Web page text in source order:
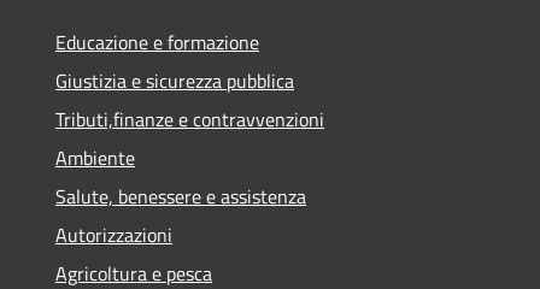
Educazione e formazione
Giustizia e sicurezza pubblica
Tributi,finanze e contravvenzioni
Ambiente
Salute, benessere e assistenza
Autorizzazioni
Agricoltura e pesca